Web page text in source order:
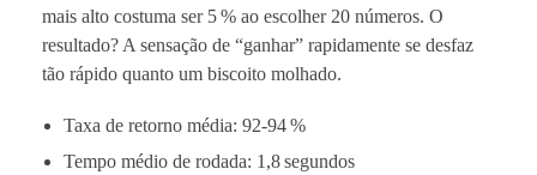
mais alto costuma ser 5 % ao escolher 20 números. O
resultado? A sensação de “ganhar” rapidamente se desfaz
tão rápido quanto um biscoito molhado.
Taxa de retorno média: 92‑94 %
Tempo médio de rodada: 1,8 segundos